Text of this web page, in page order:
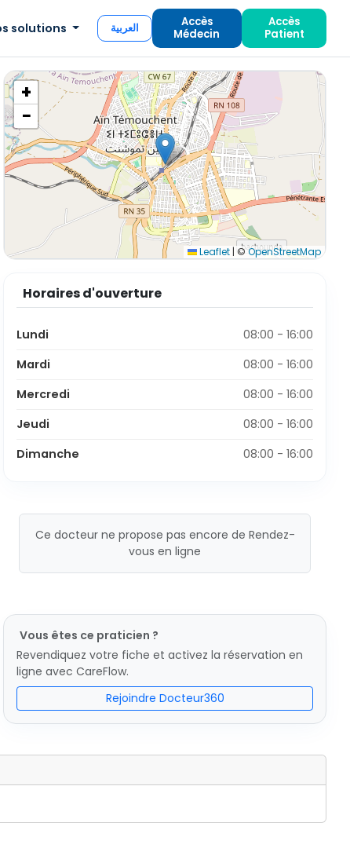
solutions العربية
Accès
Médecin
Accès
Patient
+
−
Leaflet | ©OpenStreetMap
Horaires d'ouverture
Lundi
08:00 - 16:00
Mardi
08:00 - 16:00
Mercredi
08:00 - 16:00
Jeudi
08:00 - 16:00
Dimanche
08:00 - 16:00
Ce docteur ne propose pas encore de Rendez-
vous en ligne
Vous êtes ce praticien ?
Revendiquez votre fiche et activez la réservation en
ligne avec CareFlow.
Rejoindre Docteur360